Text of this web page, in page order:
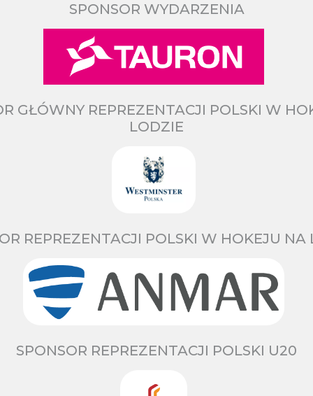
SPONSOR WYDARZENIA
GŁÓWNY REPREZENTACJI POLSKI W
LODZIE
REPREZENTACJI POLSKI W HOKEJU NA
SPONSOR REPREZENTACJI POLSKI U20